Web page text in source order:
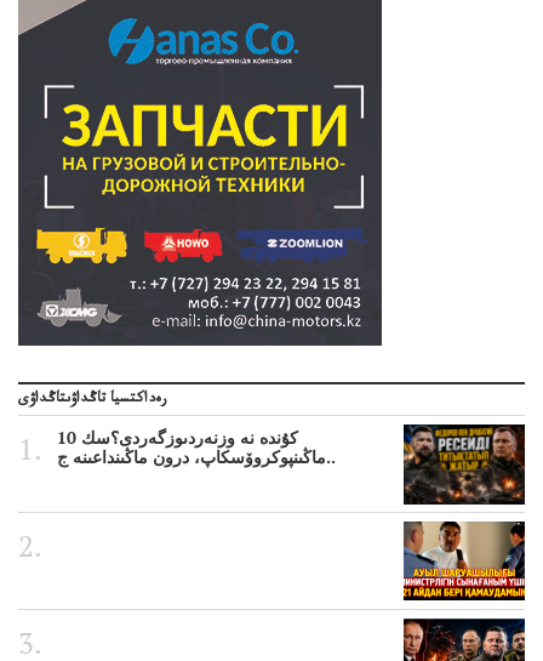
رەداكتسيا تاڭداۋىتاڭداۋى
10 كۇندە نە وزنەردىوزگەردى؟سك
ماڭىنپوكروۆسكاپ، درون ماڭىنداعىنە ج..